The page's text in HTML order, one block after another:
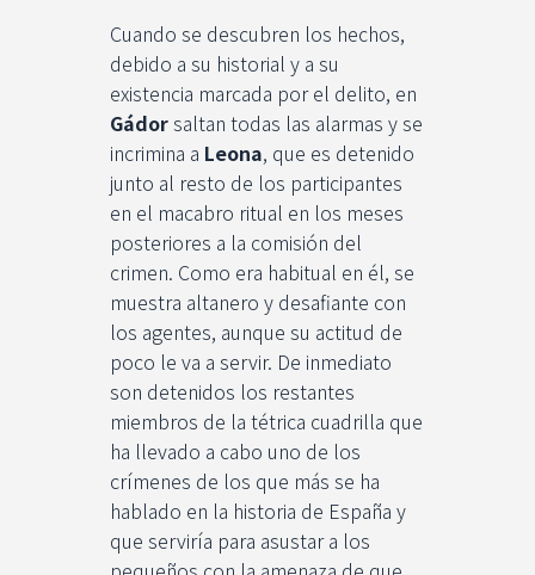
Cuando se descubren los hechos,
debido a su historial y a su
existencia marcada por el delito, en
Gádorsaltan todas las alarmas y se
incrimina a Leona, que es detenido
junto al resto de los participantes
en el macabro ritual en los meses
posteriores a la comisión del
crimen. Como era habitual en él, se
muestra altanero y desafiante con
los agentes, aunque su actitud de
poco le va a servir. De inmediato
son detenidos los restantes
miembros de la tétrica cuadrilla que
ha llevado a cabo uno de los
crímenes de los que más se ha
hablado en la historia de España y
que serviría para asustar a los